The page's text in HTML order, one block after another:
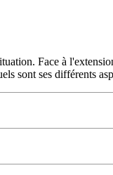
Face à
sont ses différents